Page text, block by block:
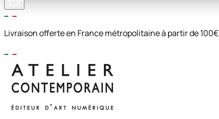
Livraison offerte en France métropolitaine à partir de 100€